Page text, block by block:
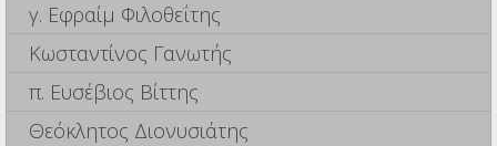
γ. Εφραίμ Φιλοθεΐτης
Κωσταντίνος Γανωτής
π. Ευσέβιος Βίττης
Θεόκλητος Διονυσιάτης